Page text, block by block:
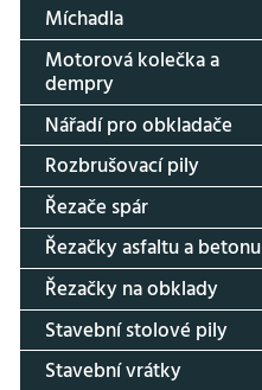
Míchadla
Motorová kolečka a
dempry
Nářadí pro obkladače
Rozbrušovací pily
Řezače spár
Řezačky asfaltu a betonu
Řezačky na obklady
Stavební stolové pily
Stavební vrátky